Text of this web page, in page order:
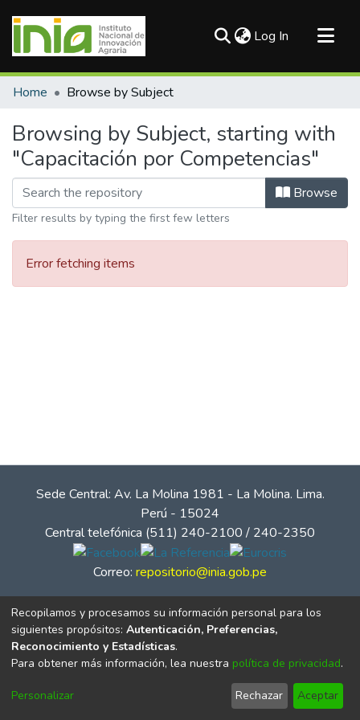
Log In (current)
Communities & Collections
Home Browse by Subject
Browsing by Subject, starting with
"Capacitación por Competencias"
Browse
Filter results by typing the first few letters
Error fetching items
Sede Central: Av. La Molina 1981 - La Molina. Lima.
Perú - 15024
Central telefónica (511) 240-2100 / 240-2350
Correo: repositorio@inia.gob.pe
© Instituto Nacional de Innovación Agraria - INIA
Recopilamos y procesamos su información personal para los
siguientes propósitos: Autenticación, Preferencias,
Reconocimiento y Estadísticas.
Para obtener más información, lea nuestra política de privacidad.
Personalizar Rechazar Aceptar